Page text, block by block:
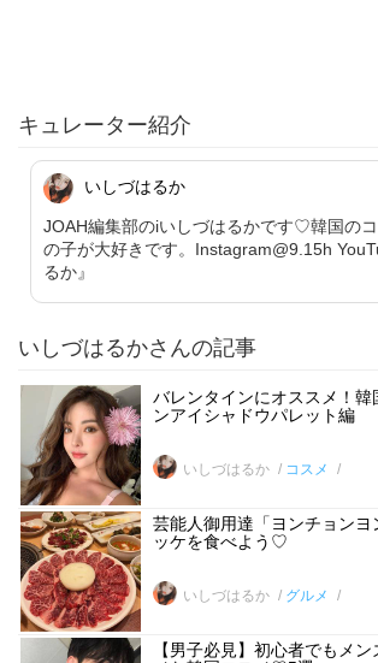
キュレーター紹介
いしづはるか
JOAH編集部のiいしづはるかです♡韓国の
の子が大好きです。Instagram@9.15h
るか』
いしづはるかさんの記事
バレンタインにオススメ！
ンアイシャドウパレット編
いしづはるか コスメ
芸能人御用達「ヨンチョンヨ
ッケを食べよう♡
いしづはるか グルメ
【男子必見】初心者でもメ